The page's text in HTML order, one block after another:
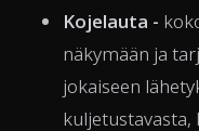
Kojelauta -
näkymään ja
jokaiseen
kuljetustavasta,